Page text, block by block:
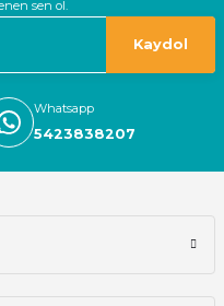
sen ol.
Kaydol
Whatsapp
5423838207